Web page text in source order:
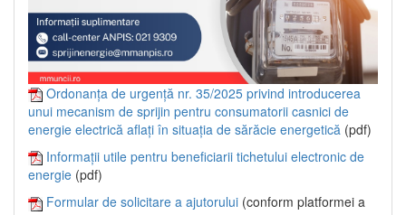
Ordonanța de urgență nr. 35/2025 privind introducerea
unui mecanism de sprijin pentru consumatorii casnici de
energie electrică aflați în situația de sărăcie energetică (pdf)
Informații utile pentru beneficiarii tichetului electronic de
energie (pdf)
Formular de solicitare a ajutorului (conform platformei a